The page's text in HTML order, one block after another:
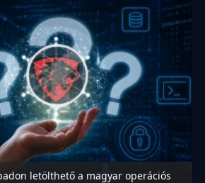
letölthető a magyar operációs